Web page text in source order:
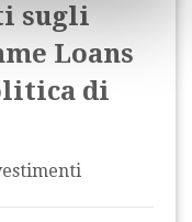
sugli
Loans
di